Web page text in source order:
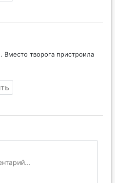
творога пристроила